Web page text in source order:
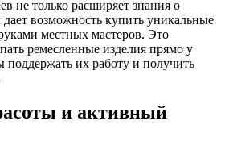
не только расширяет знания о
дает возможность купить уникальные
местных мастеров. Это
ремесленные изделия прямо у
поддержать их работу и получить
и активный